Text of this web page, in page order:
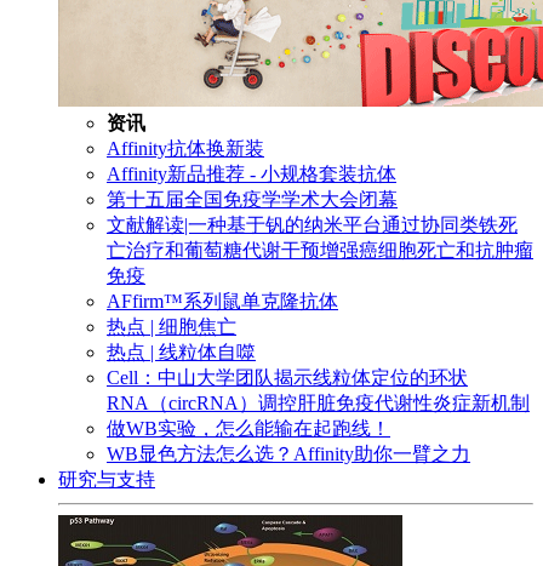
资讯
Affinity抗体换新装
Affinity新品推荐 - 小规格套装抗体
第十五届全国免疫学学术大会闭幕
文献解读|一种基于钒的纳米平台通过协同类铁死
亡治疗和葡萄糖代谢干预增强癌细胞死亡和抗肿瘤
免疫
AFfirm™系列鼠单克隆抗体
热点 | 细胞焦亡
热点 | 线粒体自噬
Cell：中山大学团队揭示线粒体定位的环状
RNA（circRNA）调控肝脏免疫代谢性炎症新机制
做WB实验，怎么能输在起跑线！
WB显色方法怎么选？Affinity助你一臂之力
研究与支持